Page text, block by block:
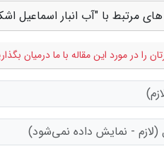
های مرتبط با "آب انبار اسماعیل
را در مورد این مقاله با ما درمیان